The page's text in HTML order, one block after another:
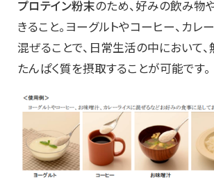
プロテイン粉末のため、好みの飲み物
きること。ヨーグルトやコーヒー、カレ
混ぜることで、日常生活の中において
たんぱく質を摂取することが可能です。